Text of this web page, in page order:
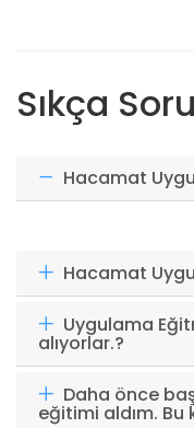
Sıkça
Hacamat
Hacamat
Uygulama
alıyorlar.?
Daha önce
eğitimi aldım. Bu